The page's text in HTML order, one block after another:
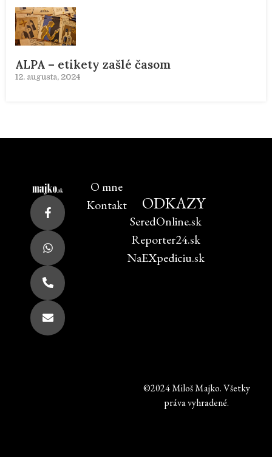
ALPA – etikety zašlé časom
12. augusta, 2024
O mne
Kontakt
ODKAZY
SeredOnline.sk
Reporter24.sk
NaEXpediciu.sk
©2024 Miloš Majko. Všetky
práva vyhradené.